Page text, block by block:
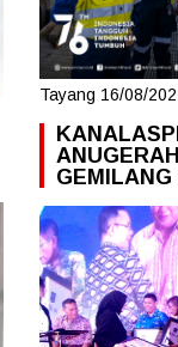
Tayang 16/08/
GEMILANG